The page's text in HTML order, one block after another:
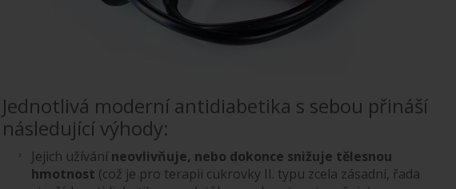
Jednotlivá moderní antidiabetika s sebou přináší
následující výhody:
Jejich užívání neovlivňuje, nebo dokonce snižuje tělesnou
hmotnost (což je pro terapii cukrovky II. typu zcela zásadní, řada